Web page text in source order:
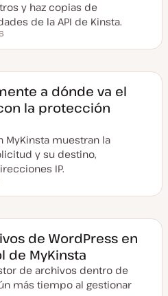
y haz copias de
de la API de Kinsta.
a dónde va el
la protección
MyKinsta muestran la
y su destino,
IP.
de WordPress en
de MyKinsta
de archivos dentro de
más tiempo al gestionar